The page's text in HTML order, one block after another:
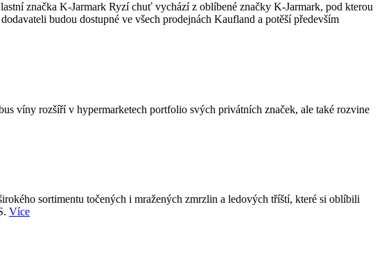
značka K-Jarmark Ryzí chuť vychází z oblíbené značky K-Jarmark, pod kterou
budou dostupné ve všech prodejnách Kaufland a potěší především
víny rozšíří v hypermarketech portfolio svých privátních značek, ale také rozvine
sortimentu točených i mražených zmrzlin a ledových tříští, které si oblíbili
Více